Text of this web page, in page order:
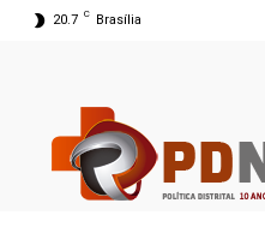
20.7 C Brasília